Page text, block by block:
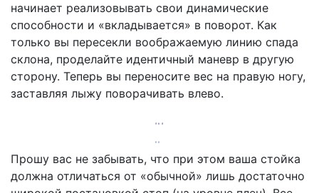
начинает реализовывать свои динамические
способности и «вкладывается» в поворот. Как
только вы пересекли воображаемую линию спада
склона, проделайте идентичный маневр в другую
сторону. Теперь вы переносите вес на правую ногу,
заставляя лыжу поворачивать влево.
Прошу вас не забывать, что при этом ваша стойка
должна отличаться от «обычной» лишь достаточно